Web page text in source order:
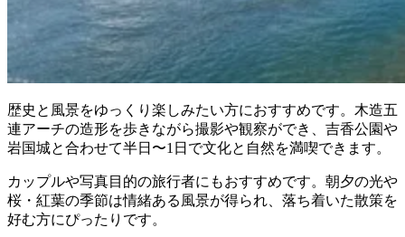
歴史と風景をゆっくり楽しみたい方におすすめです。木造五
連アーチの造形を歩きながら撮影や観察ができ、吉香公園や
岩国城と合わせて半日〜1日で文化と自然を満喫できます。
カップルや写真目的の旅行者にもおすすめです。朝夕の光や
桜・紅葉の季節は情緒ある風景が得られ、落ち着いた散策を
好む方にぴったりです。